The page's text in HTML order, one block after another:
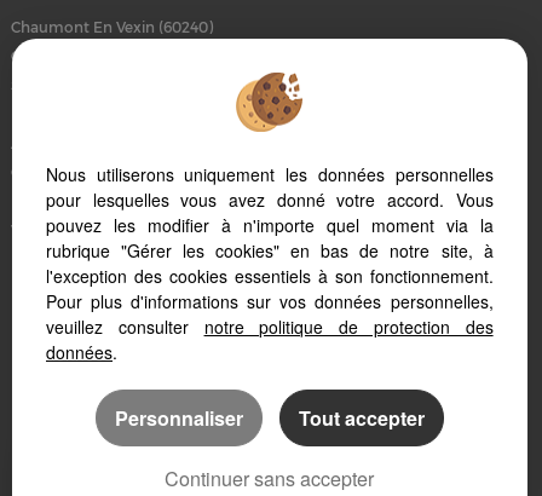
Chaumont En Vexin (60240)
Gisors (27140)
Saint Clair Sur Epte (95770)
Auneuil (60390)
Chars (95750)
Magny En Vexin (95420)
Vernon (27200)
Beauvais (60000)
Etrepagny (27150)
Pontoise (95300)
Nous utiliserons uniquement les données personnelles
pour lesquelles vous avez donné votre accord. Vous
pouvez les modifier à n'importe quel moment via la
rubrique "Gérer les cookies" en bas de notre site, à
l'exception des cookies essentiels à son fonctionnement.
Pour plus d'informations sur vos données personnelles,
veuillez consulter notre politique de protection des
données.
Personnaliser Tout accepter
Continuer sans accepter